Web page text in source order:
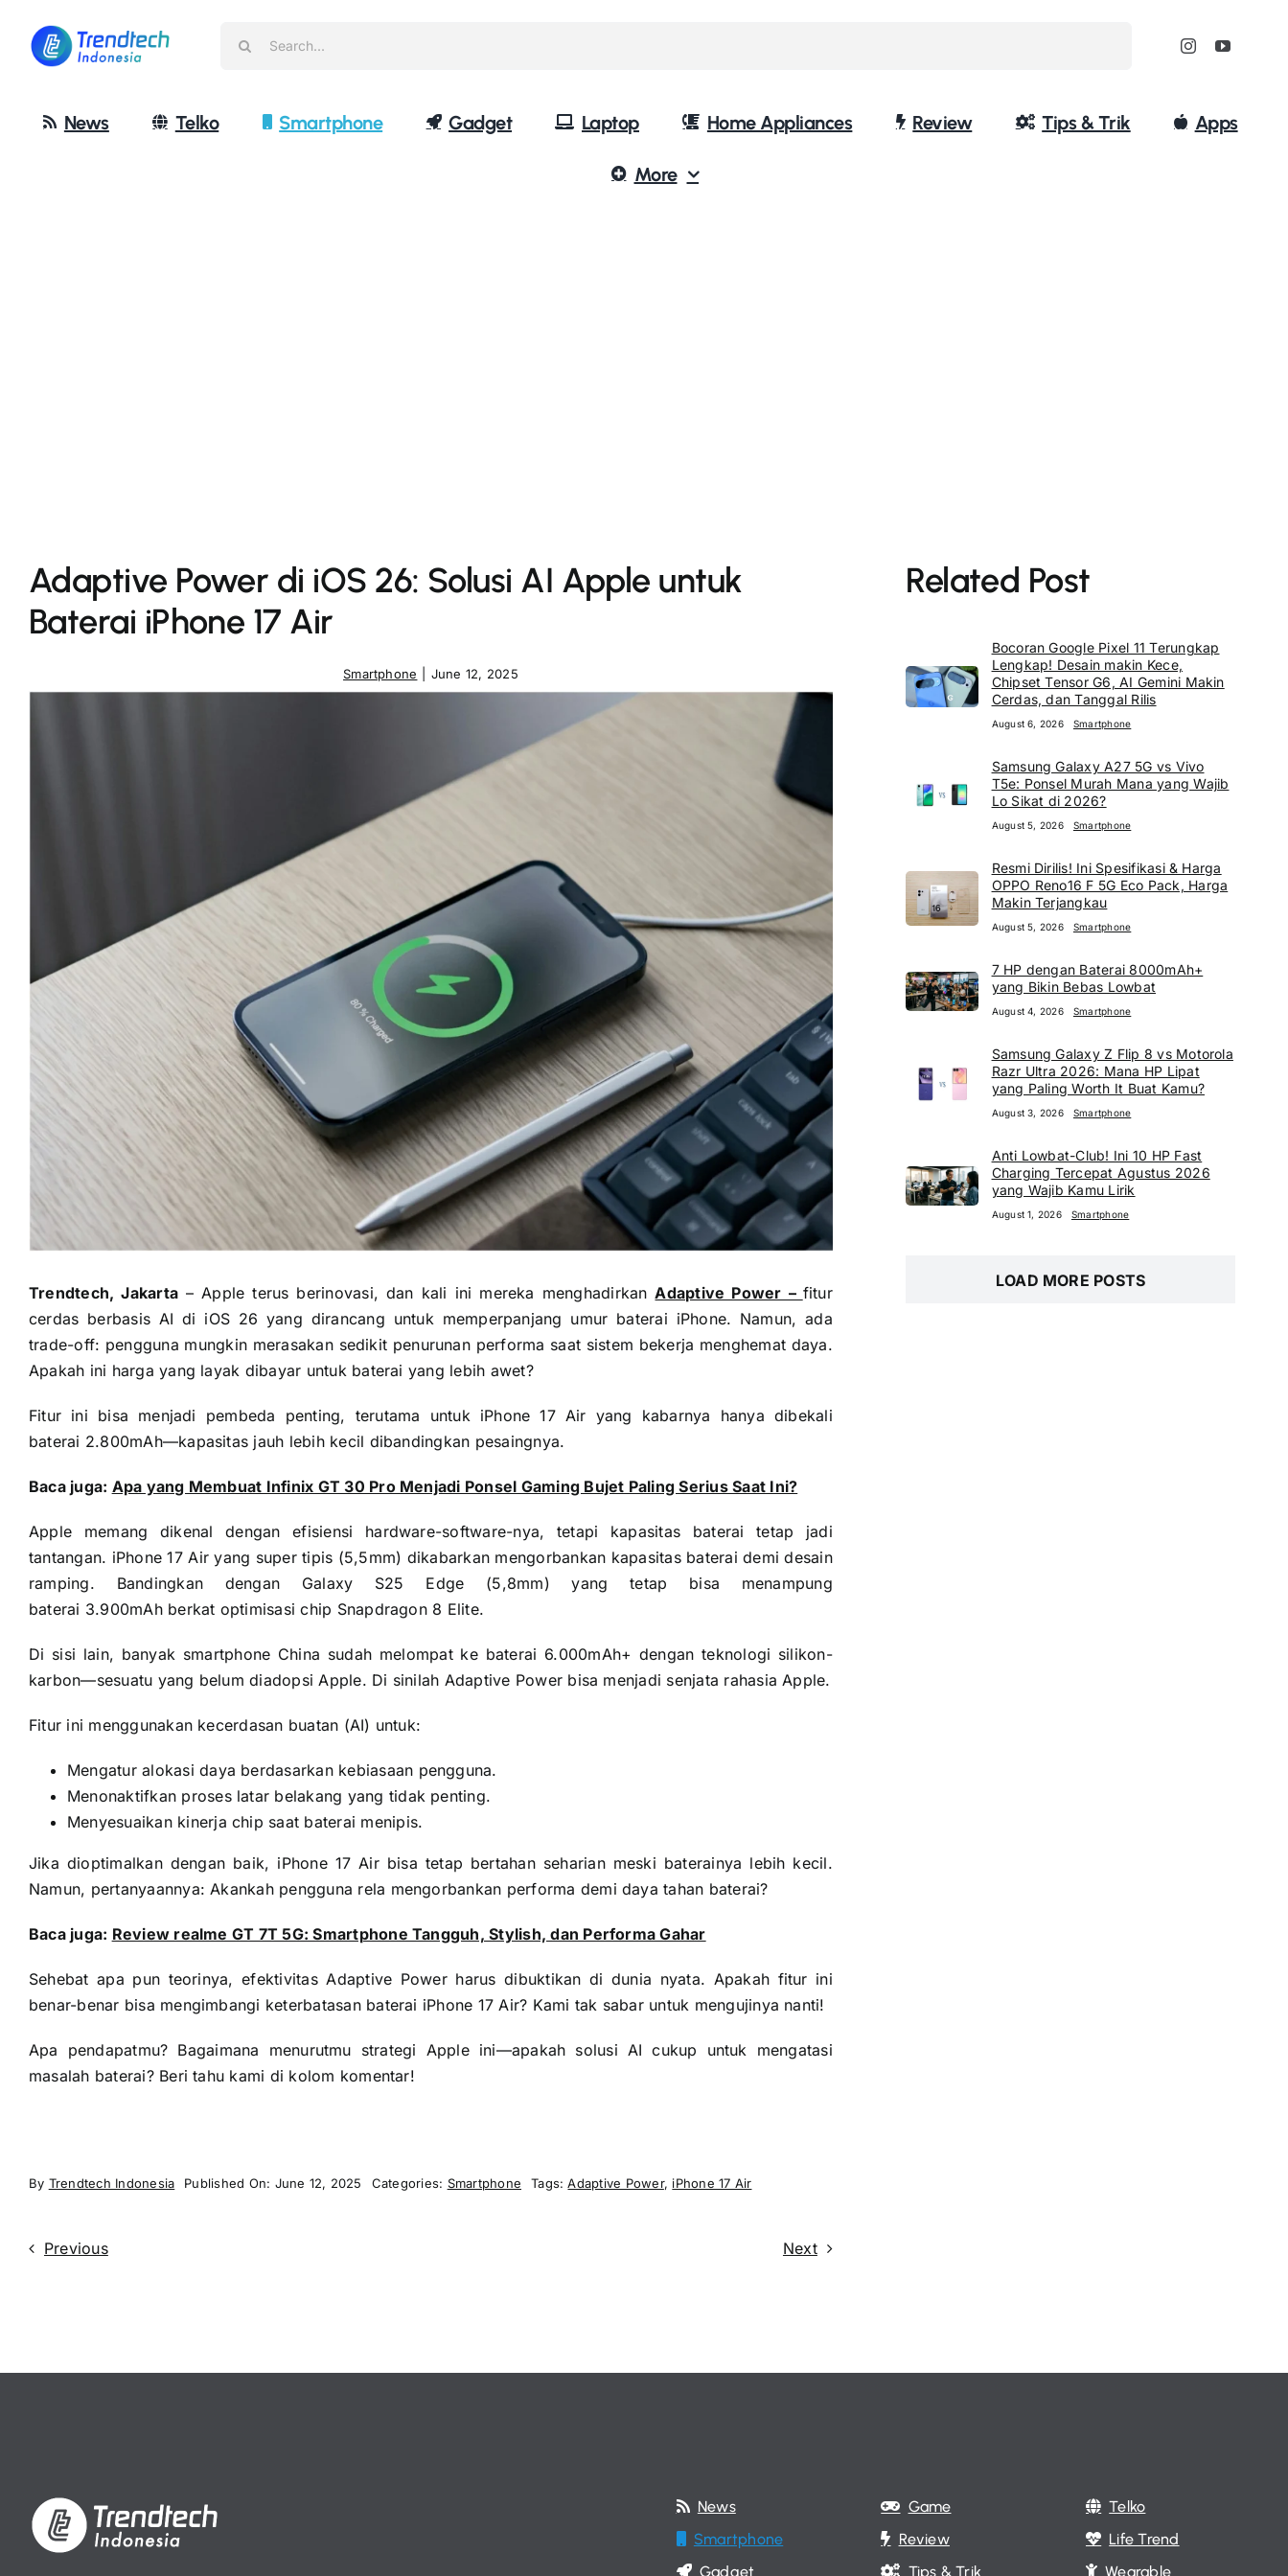
content
News Telko Smartphone Gadget Laptop Home Appliances Review Tips & Trik Apps
More
Adaptive Power di iOS 26: Solusi AI Apple untuk
Baterai iPhone 17 Air
Smartphone June 12, 2025
Trendtech, Jakarta– Apple terus berinovasi, dan kali ini mereka menghadirkanAdaptive Power – fitur
cerdas berbasis AI di iOS 26 yang dirancang untuk memperpanjang umur baterai iPhone. Namun, ada
trade-off: pengguna mungkin merasakan sedikit penurunan performa saat sistem bekerja menghemat daya.
Apakah ini harga yang layak dibayar untuk baterai yang lebih awet?
Fitur ini bisa menjadi pembeda penting, terutama untuk iPhone 17 Air yang kabarnya hanya dibekali
baterai 2.800mAh—kapasitas jauh lebih kecil dibandingkan pesaingnya.
Baca juga: Apa yang Membuat Infinix GT 30 Pro Menjadi Ponsel Gaming Bujet Paling Serius Saat Ini?
Apple memang dikenal dengan efisiensi hardware-software-nya, tetapi kapasitas baterai tetap jadi
tantangan. iPhone 17 Air yang super tipis (5,5mm) dikabarkan mengorbankan kapasitas baterai demi desain
ramping. Bandingkan dengan Galaxy S25 Edge (5,8mm) yang tetap bisa menampung
baterai 3.900mAh berkat optimisasi chip Snapdragon 8 Elite.
Di sisi lain, banyak smartphone China sudah melompat ke baterai 6.000mAh+ dengan teknologi silikon-
karbon—sesuatu yang belum diadopsi Apple. Di sinilah Adaptive Power bisa menjadi senjata rahasia Apple.
Fitur ini menggunakan kecerdasan buatan (AI) untuk:
Mengatur alokasi daya berdasarkan kebiasaan pengguna.
Menonaktifkan proses latar belakang yang tidak penting.
Menyesuaikan kinerja chip saat baterai menipis.
Jika dioptimalkan dengan baik, iPhone 17 Air bisa tetap bertahan seharian meski baterainya lebih kecil.
Namun, pertanyaannya: Akankah pengguna rela mengorbankan performa demi daya tahan baterai?
Baca juga: Review realme GT 7T 5G: Smartphone Tangguh, Stylish, dan Performa Gahar
Sehebat apa pun teorinya, efektivitas Adaptive Power harus dibuktikan di dunia nyata. Apakah fitur ini
benar-benar bisa mengimbangi keterbatasan baterai iPhone 17 Air? Kami tak sabar untuk mengujinya nanti!
Apa pendapatmu? Bagaimana menurutmu strategi Apple ini—apakah solusi AI cukup untuk mengatasi
masalah baterai? Beri tahu kami di kolom komentar!
By Trendtech Indonesia Published On: June 12, 2025 Categories: Smartphone Tags:Adaptive Power, iPhone 17 Air
Previous Next
Related Post
Bocoran Google Pixel 11 Terungkap
Lengkap! Desain makin Kece,
Chipset Tensor G6, AI Gemini Makin
Cerdas, dan Tanggal Rilis
August 6, 2026 Smartphone
Samsung Galaxy A27 5G vs Vivo
T5e: Ponsel Murah Mana yang Wajib
Lo Sikat di 2026?
August 5, 2026 Smartphone
Resmi Dirilis! Ini Spesifikasi & Harga
OPPO Reno16 F 5G Eco Pack, Harga
Makin Terjangkau
August 5, 2026 Smartphone
7 HP dengan Baterai 8000mAh+
yang Bikin Bebas Lowbat
August 4, 2026 Smartphone
Samsung Galaxy Z Flip 8 vs Motorola
Razr Ultra 2026: Mana HP Lipat
yang Paling Worth It Buat Kamu?
August 3, 2026 Smartphone
Anti Lowbat-Club! Ini 10 HP Fast
Charging Tercepat Agustus 2026
yang Wajib Kamu Lirik
August 1, 2026 Smartphone
LOAD MORE POSTS
News
Smartphone
Gadget
Game
Review
Tips & Trik
Telko
Life Trend
Wearable